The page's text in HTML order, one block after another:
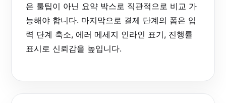
은 툴팁이 아닌 요약 박스로 직관적으로 비교 가
능해야 합니다. 마지막으로 결제 단계의 폼은 입
력 단계 축소, 에러 메세지 인라인 표기, 진행률
표시로 신뢰감을 높입니다.